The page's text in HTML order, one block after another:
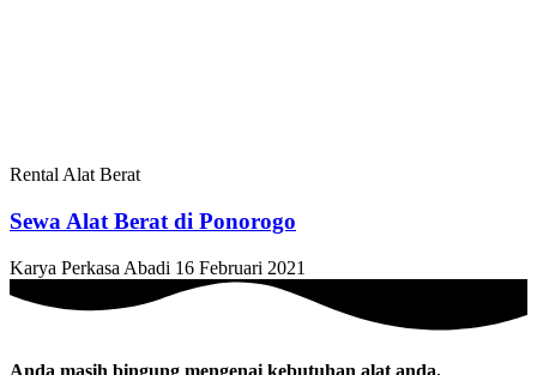
Rental Alat Berat
Sewa Alat Berat di Ponorogo
Karya Perkasa Abadi 16 Februari 2021